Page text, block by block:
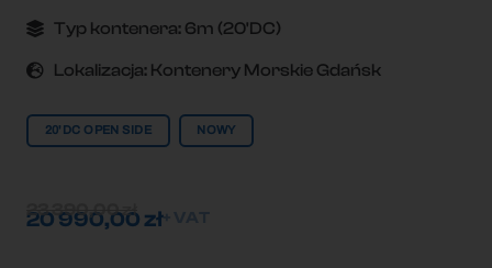
Typ kontenera: 6m (20'DC)
Lokalizacja: Kontenery Morskie Gdańsk
20'DC OPEN SIDE NOWY
20 990,00zł+ VAT
23 390,00zł